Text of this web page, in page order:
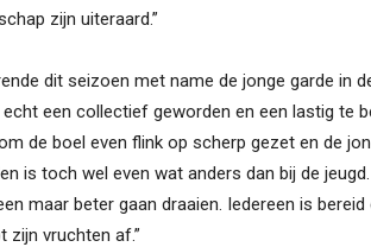
zijn uiteraard.”
dit seizoen met name de jonge garde in
echt een collectief geworden en een lastig te
de boel even flink op scherp gezet en de
is toch wel even wat anders dan bij de
maar beter gaan draaien. Iedereen is
zijn vruchten af.”